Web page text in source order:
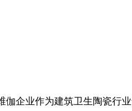
企业作为建筑卫生陶瓷行